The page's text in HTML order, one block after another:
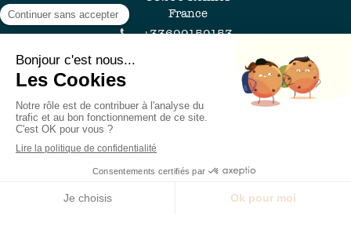
France
+33699159153
Les Lundi ,Mardi de9hà20h
LeMercredi
17h
LeSamedide10h
Prendre rendez-vous